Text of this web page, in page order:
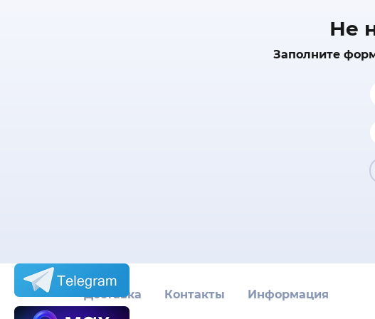
Не
Заполните
Доставка Контакты Информация